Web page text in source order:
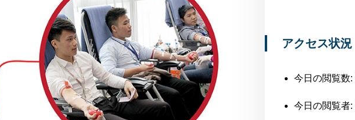
アクセス状況
今日の閲覧数:
今日の閲覧者: